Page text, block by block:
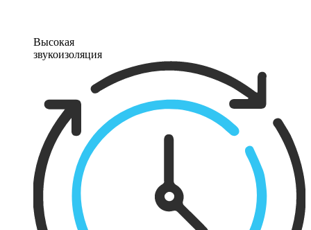
Высокая
звукоизоляция